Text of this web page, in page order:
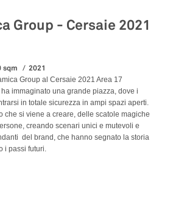
Group - Cersaie 2021
sqm 2021
Group al Cersaie 2021 Area 17
immaginato una grande piazza, dove i
in totale sicurezza in ampi spazi aperti.
che si viene a creare, delle scatole magiche
creando scenari unici e mutevoli e
del brand, che hanno segnato la storia
i passi futuri.